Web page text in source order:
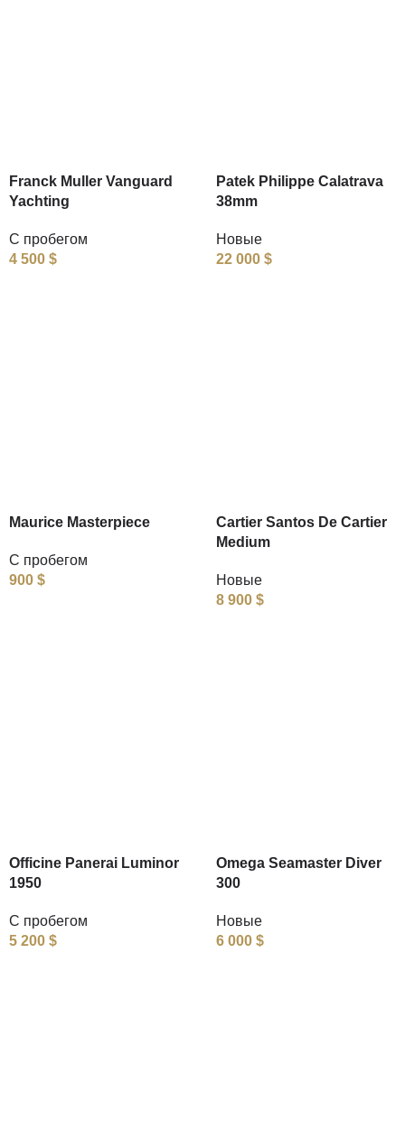
Franck Muller Vanguard
Yachting
С пробегом
4 500 $
Patek Philippe Calatrava
38mm
Новые
22 000 $
Maurice Masterpiece
С пробегом
900 $
Cartier Santos De Cartier
Medium
Новые
8 900 $
Officine Panerai Luminor
1950
С пробегом
5 200 $
Omega Seamaster Diver
300
Новые
6 000 $